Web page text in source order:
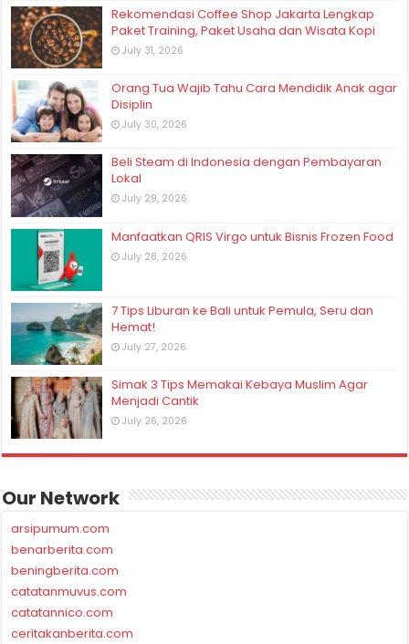
Rekomendasi Coffee Shop Jakarta Lengkap
Paket Training, Paket Usaha dan Wisata Kopi
July 31, 2026
Orang Tua Wajib Tahu Cara Mendidik Anak agar
Disiplin
July 30, 2026
Beli Steam di Indonesia dengan Pembayaran
Lokal
July 29, 2026
Manfaatkan QRIS Virgo untuk Bisnis Frozen Food
July 28, 2026
7 Tips Liburan ke Bali untuk Pemula, Seru dan
Hemat!
July 27, 2026
Simak 3 Tips Memakai Kebaya Muslim Agar
Menjadi Cantik
July 26, 2026
Our Network
arsipumum.com
benarberita.com
beningberita.com
catatanmuvus.com
catatannico.com
ceritakanberita.com